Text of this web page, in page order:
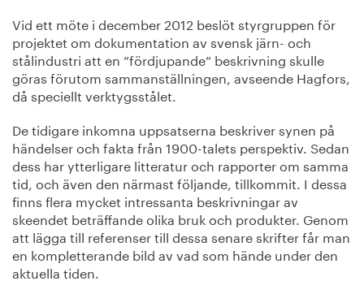
Vid ett möte i december 2012 beslöt styrgruppen för
projektet om dokumentation av svensk järn- och
stålindustri att en ”fördjupande” beskrivning skulle
göras förutom sammanställningen, avseende Hagfors,
då speciellt verktygsstålet.
De tidigare inkomna uppsatserna beskriver synen på
händelser och fakta från 1900-talets perspektiv. Sedan
dess har ytterligare litteratur och rapporter om samma
tid, och även den närmast följande, tillkommit. I dessa
finns flera mycket intressanta beskrivningar av
skeendet beträffande olika bruk och produkter. Genom
att lägga till referenser till dessa senare skrifter får man
en kompletterande bild av vad som hände under den
aktuella tiden.